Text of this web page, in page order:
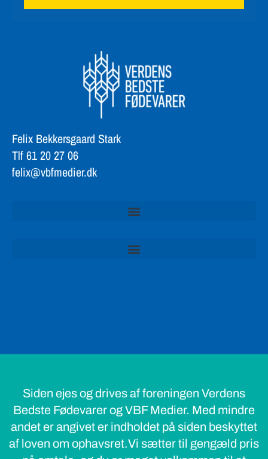
Felix Bekkersgaard Stark
Tlf 61 20 27 06
felix@vbfmedier.dk
Siden ejes og drives af foreningen Verdens
Bedste Fødevarer og VBF Medier. Med mindre
andet er angivet er indholdet på siden beskyttet
af loven om ophavsret.Vi sætter til gengæld pris